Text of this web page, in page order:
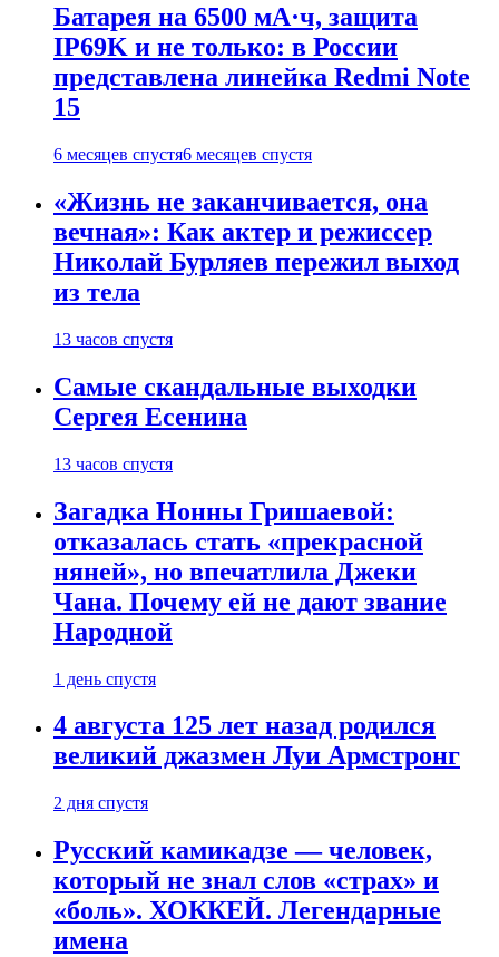
Батарея на 6500 мА·ч, защита
IP69K и не только: в России
представлена линейка Redmi Note
15
6 месяцев спустя6 месяцев спустя
«Жизнь не заканчивается, она
вечная»: Как актер и режиссер
Николай Бурляев пережил выход
из тела
13 часов спустя
Самые скандальные выходки
Сергея Есенина
13 часов спустя
Загадка Нонны Гришаевой:
отказалась стать «прекрасной
няней», но впечатлила Джеки
Чана. Почему ей не дают звание
Народной
1 день спустя
4 августа 125 лет назад родился
великий джазмен Луи Армстронг
2 дня спустя
Русский камикадзе — человек,
который не знал слов «страх» и
«боль». ХОККЕЙ. Легендарные
имена